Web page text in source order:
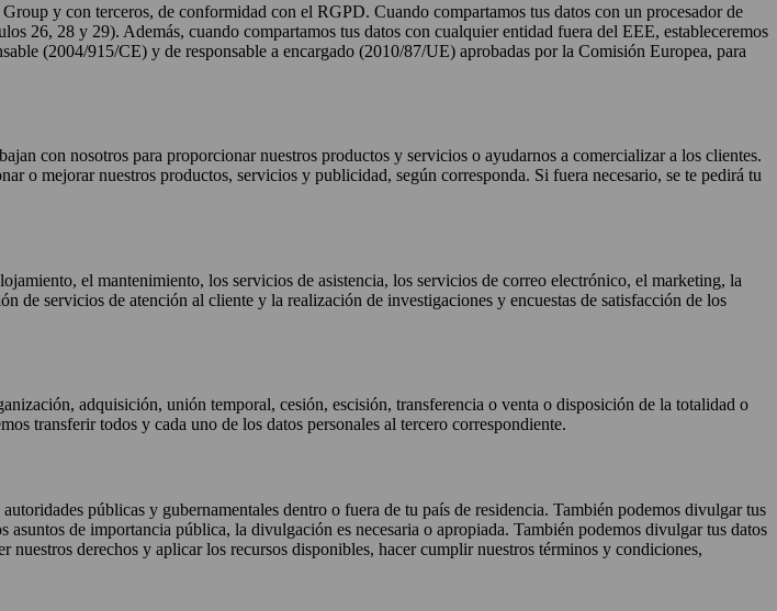
y con terceros, de conformidad con el RGPD. Cuando compartamos tus datos con un procesador de
26, 28 y 29). Además, cuando compartamos tus datos con cualquier entidad fuera del EEE, estableceremos
(2004/915/CE) y de responsable a encargado (2010/87/UE) aprobadas por la Comisión Europea, para
con nosotros para proporcionar nuestros productos y servicios o ayudarnos a comercializar a los clientes.
o mejorar nuestros productos, servicios y publicidad, según corresponda. Si fuera necesario, se te pedirá tu
el mantenimiento, los servicios de asistencia, los servicios de correo electrónico, el marketing, la
de servicios de atención al cliente y la realización de investigaciones y encuestas de satisfacción de los
adquisición, unión temporal, cesión, escisión, transferencia o venta o disposición de la totalidad o
transferir todos y cada uno de los datos personales al tercero correspondiente.
públicas y gubernamentales dentro o fuera de tu país de residencia. También podemos divulgar tus
de importancia pública, la divulgación es necesaria o apropiada. También podemos divulgar tus datos
derechos y aplicar los recursos disponibles, hacer cumplir nuestros términos y condiciones,